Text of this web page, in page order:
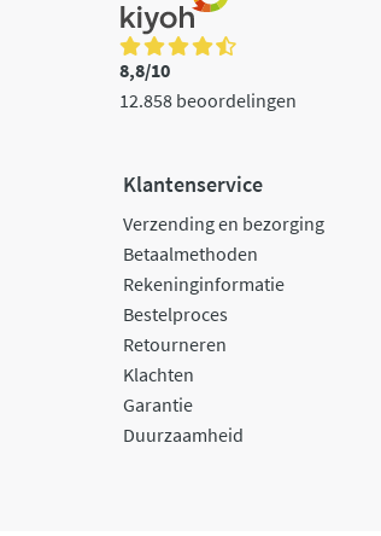
8,8/10
12.858 beoordelingen
Klantenservice
Verzending en bezorging
Betaalmethoden
Rekeninginformatie
Bestelproces
Retourneren
Klachten
Garantie
Duurzaamheid